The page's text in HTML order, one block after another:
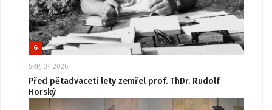
6
SRP, 04 2026
Před pětadvaceti lety zemřel prof. ThDr. Rudolf
Horský